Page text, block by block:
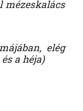
mézeskalács
elég
a héja)